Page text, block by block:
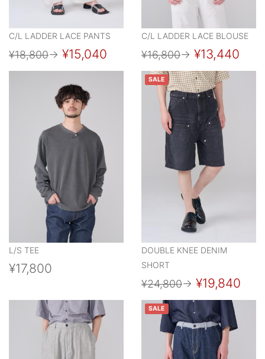
C/L LADDER LACE PANTS
¥18,800→ ¥15,040
C/L LADDER LACE BLOUSE
¥16,800→ ¥13,440
L/S TEE
¥17,800
SALE
DOUBLE KNEE DENIM
SHORT
¥24,800→ ¥19,840
SALE